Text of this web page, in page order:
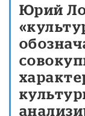
Юрий